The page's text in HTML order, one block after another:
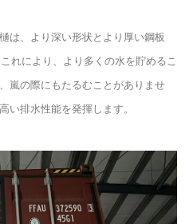
は、より深い形状とより厚い鋼板
れにより、より多くの水を貯めるこ
嵐の際にもたるむことがありませ
い排水性能を発揮します。